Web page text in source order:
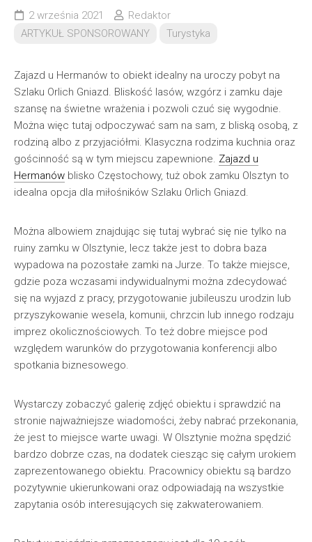
2 września 2021
Redaktor
ARTYKUŁ SPONSOROWANY
Turystyka
Zajazd u Hermanów to obiekt idealny na uroczy pobyt na
Szlaku Orlich Gniazd. Bliskość lasów, wzgórz i zamku daje
szansę na świetne wrażenia i pozwoli czuć się wygodnie.
Można więc tutaj odpoczywać sam na sam, z bliską osobą, z
rodziną albo z przyjaciółmi. Klasyczna rodzima kuchnia oraz
gościnność są w tym miejscu zapewnione. Zajazd u
Hermanów blisko Częstochowy, tuż obok zamku Olsztyn to
idealna opcja dla miłośników Szlaku Orlich Gniazd.
Można albowiem znajdując się tutaj wybrać się nie tylko na
ruiny zamku w Olsztynie, lecz także jest to dobra baza
wypadowa na pozostałe zamki na Jurze. To także miejsce,
gdzie poza wczasami indywidualnymi można zdecydować
się na wyjazd z pracy, przygotowanie jubileuszu urodzin lub
przyszykowanie wesela, komunii, chrzcin lub innego rodzaju
imprez okolicznościowych. To też dobre miejsce pod
względem warunków do przygotowania konferencji albo
spotkania biznesowego.
Wystarczy zobaczyć galerię zdjęć obiektu i sprawdzić na
stronie najważniejsze wiadomości, żeby nabrać przekonania,
że jest to miejsce warte uwagi. W Olsztynie można spędzić
bardzo dobrze czas, na dodatek ciesząc się całym urokiem
zaprezentowanego obiektu. Pracownicy obiektu są bardzo
pozytywnie ukierunkowani oraz odpowiadają na wszystkie
zapytania osób interesujących się zakwaterowaniem.